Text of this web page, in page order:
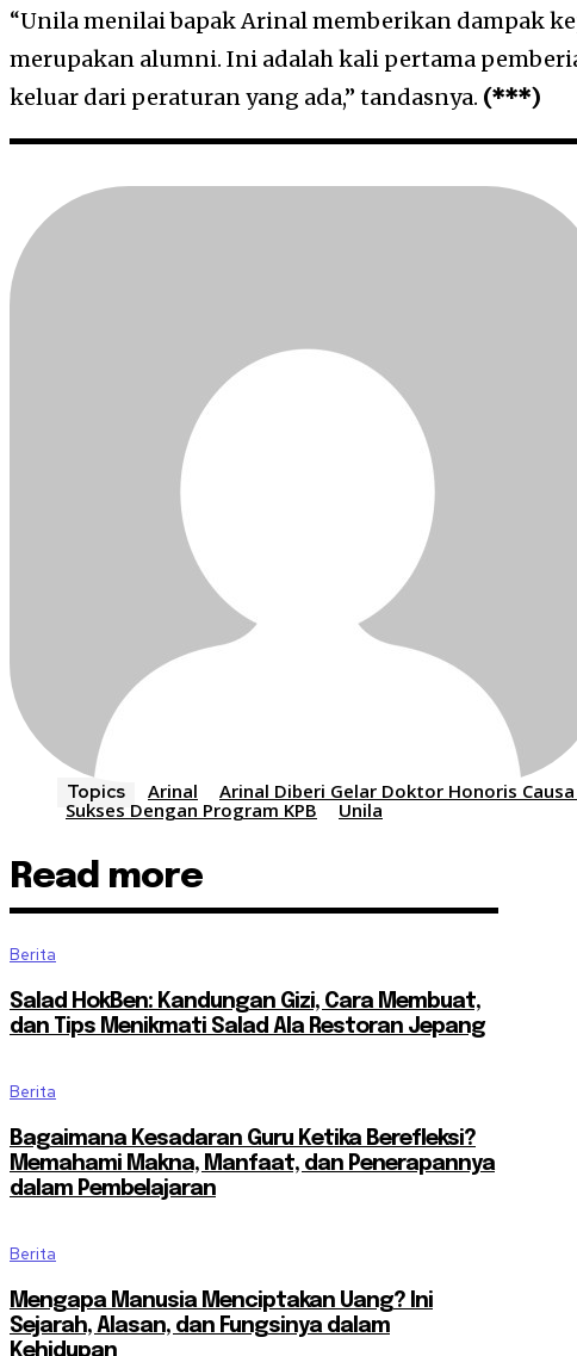
“Unila menilai bapak Arinal memberikan dampak
merupakan alumni. Ini adalah kali pertama
keluar dari peraturan yang ada,” tandasnya. (***)
Topics Arinal Arinal Diberi Gelar Doktor Honoris
Sukses Dengan Program KPB
Unila
Read more
Berita
Salad HokBen: Kandungan Gizi, Cara Membuat,
dan Tips Menikmati Salad Ala Restoran Jepang
Berita
Bagaimana Kesadaran Guru Ketika Berefleksi?
Memahami Makna, Manfaat, dan Penerapannya
dalam Pembelajaran
Berita
Mengapa Manusia Menciptakan Uang? Ini
Sejarah, Alasan, dan Fungsinya dalam
Kehidupan